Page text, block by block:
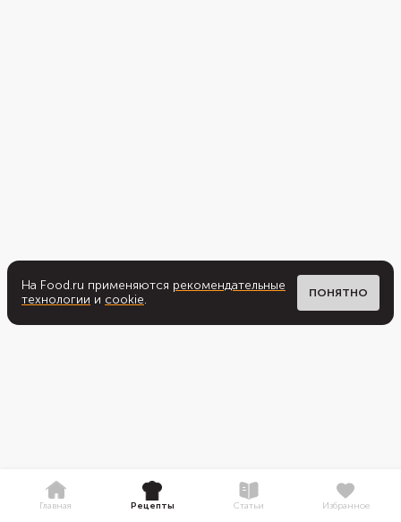
На Food.ru применяются рекомендательные
технологии и cookie. ПОНЯТНО
Главная Рецепты Статьи Избранное